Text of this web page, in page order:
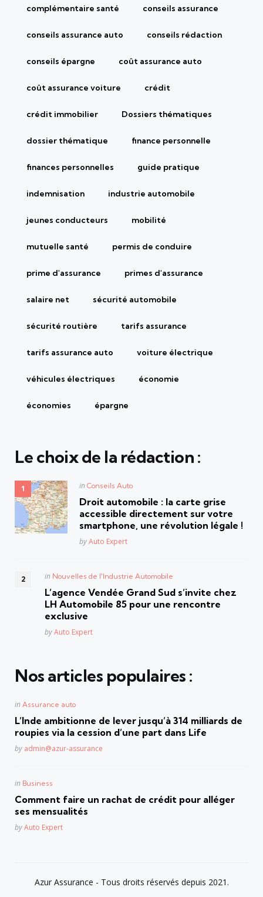
complémentaire santé conseils assurance
conseils assurance auto conseils rédaction
conseils épargne coût assurance auto
coût assurance voiture crédit
crédit immobilier Dossiers thématiques
dossier thématique finance personnelle
finances personnelles guide pratique
indemnisation industrie automobile
jeunes conducteurs mobilité
mutuelle santé permis de conduire
prime d'assurance primes d'assurance
salaire net sécurité automobile
sécurité routière tarifs assurance
tarifs assurance auto voiture électrique
véhicules électriques économie
économies épargne
Le choix de la rédaction :
Posted
in Conseils Auto
Droit automobile : la carte grise
accessible directement sur votre
smartphone, une révolution légale !
Posted
byAuto Expert
Posted
in Nouvelles de l'Industrie Automobile
L’agence Vendée Grand Sud s’invite chez
LH Automobile 85 pour une rencontre
exclusive
Posted
byAuto Expert
Nos articles populaires :
Posted
in Assurance auto
L’Inde ambitionne de lever jusqu’à 314 milliards de
roupies via la cession d’une part dans Life
Posted
by admin@azur-assurance
Posted
in Business
Comment faire un rachat de crédit pour alléger
ses mensualités
Posted
byAuto Expert
Azur Assurance - Tous droits réservés depuis 2021.